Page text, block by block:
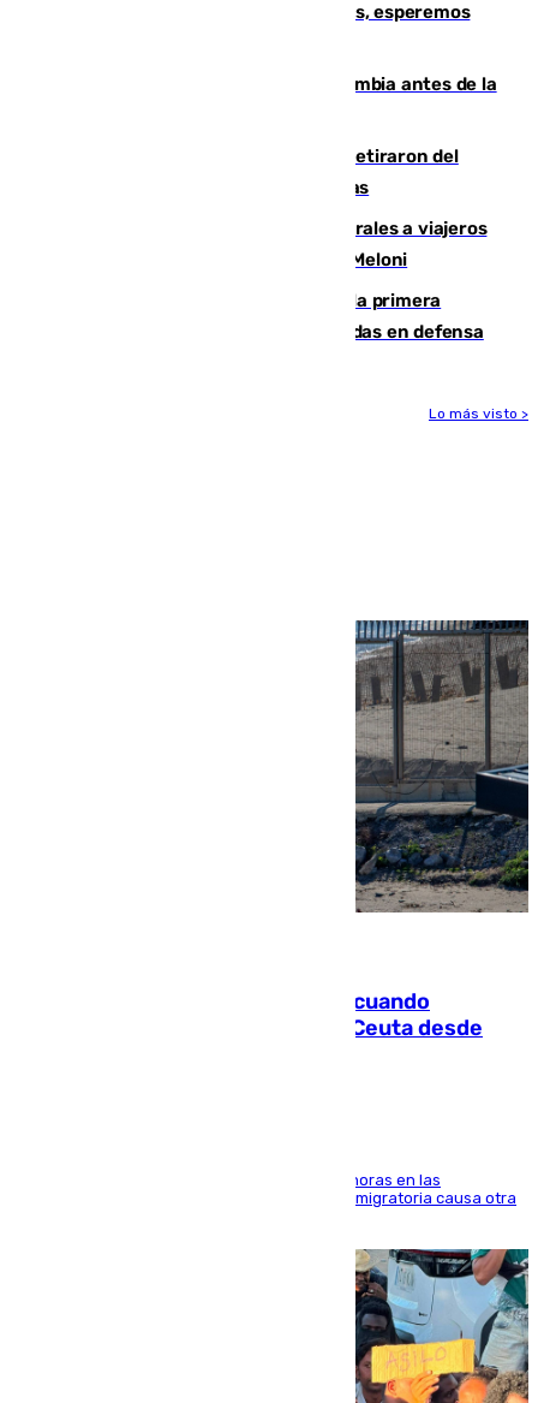
Fernando Calero: “Estamos preocupados, esperemos
Felipe VI refuerza los lazos con Colombia antes de la
Fernando Calero y Carlos Dotor se retiraron del
encuentro contra el Ceuta con molestias
España restablece controles temporales a viajeros
procedentes de Italia como repuesta a Meloni
El Málaga cae ante el Ceuta y suma la primera
derrota de la pretemporada dejando dudas en defensa
Lo más visto >
Fallece un joven tras caer al mar cuando
intentaba entrar en parapente a Ceuta desde
El accidente se produjo alrededor de las 8.00 horas en las
inmediaciones del espigón de Benzú y la crisis migratoria causa otra